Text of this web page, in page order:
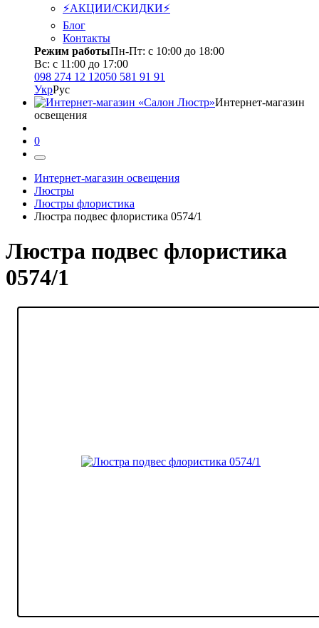
⚡АКЦИИ/СКИДКИ⚡
Блог
Контакты
Режим работыПн-Пт: с 10:00 до 18:00
Вс: с 11:00 до 17:00
098 274 12 12050 581 91 91
УкрРус
Интернет-магазин
освещения
0
Интернет-магазин освещения
Люстры
Люстры флористика
Люстра подвес флористика 0574/1
Люстра подвес флористика
0574/1